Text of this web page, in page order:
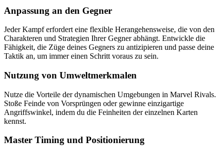
Anpassung an den Gegner
Jeder Kampf erfordert eine flexible Herangehensweise, die von den
Charakteren und Strategien Ihrer Gegner abhängt. Entwickle die
Fähigkeit, die Züge deines Gegners zu antizipieren und passe deine
Taktik an, um immer einen Schritt voraus zu sein.
Nutzung von Umweltmerkmalen
Nutze die Vorteile der dynamischen Umgebungen in Marvel Rivals.
Stoße Feinde von Vorsprüngen oder gewinne einzigartige
Angriffswinkel, indem du die Feinheiten der einzelnen Karten
kennst.
Master Timing und Positionierung